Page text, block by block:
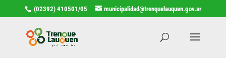
(02392) 410501/05 municipalidad@trenquelauquen.gov.ar